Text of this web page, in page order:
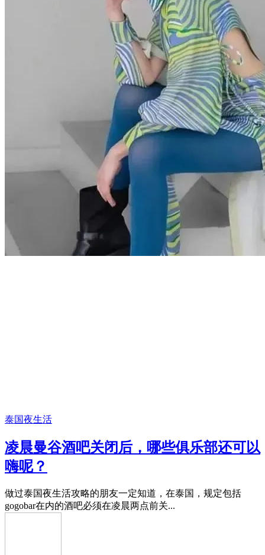
泰国夜生活
凌晨曼谷酒吧关闭后，哪些俱乐部还可以
嗨呢？
做过泰国夜生活攻略的朋友一定知道，在泰国，规定包括
gogobar在内的酒吧必须在凌晨两点前关...